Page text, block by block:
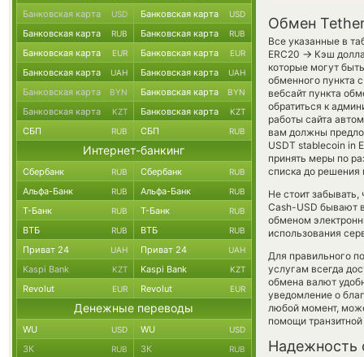
Обмен
Все указанные в
ERC20 → Кэш
которые могут
обменного пункта
вебсайт пункта
обратиться к
работы сайта
вам должны
USDT stablecoin in
принять меры по
списка до
Не стоит
Cash-USD бывают
обменом
использования
Для правильного
услугам всегда
обмена валют
уведомление о
любой момент,
помощи
Надежность
Банковская карта USD Банковская карта USD
Банковская карта RUB Банковская карта RUB
Банковская карта EUR Банковская карта EUR
Банковская карта UAH Банковская карта UAH
Банковская карта BYN Банковская карта BYN
Банковская карта KZT Банковская карта KZT
СБП RUB СБП RUB
Интернет-банкинг
Сбербанк RUB Сбербанк RUB
Альфа-Банк RUB Альфа-Банк RUB
Т-Банк RUB Т-Банк RUB
ВТБ RUB ВТБ RUB
Приват 24 UAH Приват 24 UAH
Kaspi Bank KZT Kaspi Bank KZT
Revolut EUR Revolut EUR
Денежные переводы
WU USD WU USD
ЗК RUB ЗК RUB